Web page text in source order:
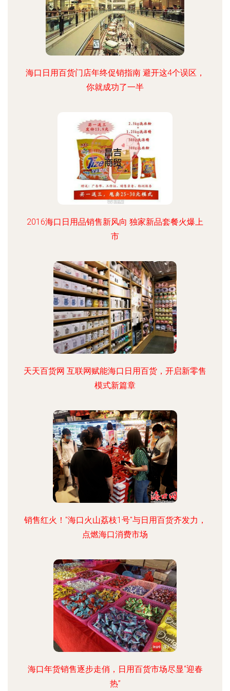
海口日用百货门店年终促销指南 避开这4个误区，
你就成功了一半
2016海口日用品销售新风向 独家新品套餐火爆上
市
天天百货网 互联网赋能海口日用百货，开启新零售
模式新篇章
销售红火！"海口火山荔枝1号"与日用百货齐发力，
点燃海口消费市场
海口年货销售逐步走俏，日用百货市场尽显“迎春
热”